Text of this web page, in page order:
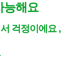
능해요
걱정이에요 ,